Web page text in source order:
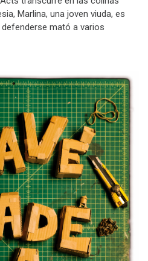
Marlina, una joven viuda, es
mató a varios